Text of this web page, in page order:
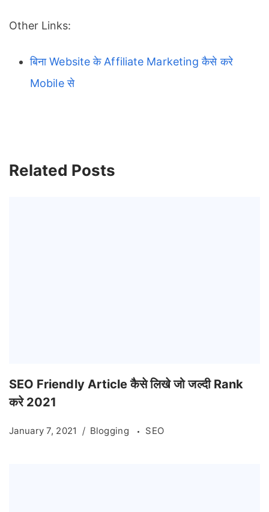
Other Links:
बिना Website के Affiliate Marketing कैसे करे
Mobile से
Related Posts
SEO Friendly Article कैसे लिखे जो जल्दी Rank
करे 2021
January 7, 2021 Blogging SEO